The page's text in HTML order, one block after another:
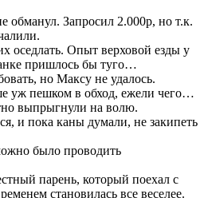
обманул. Запросил 2.000р, но т.к.
оседлать. Опыт верховой езды у
пришлось бы туго…
но Максу не удалось.
уж пешком в обход, ежели чего…
выпрыгнули на волю.
и пока каны думали, не закипеть
было проводить
парень, который поехал с
становилась все веселее.